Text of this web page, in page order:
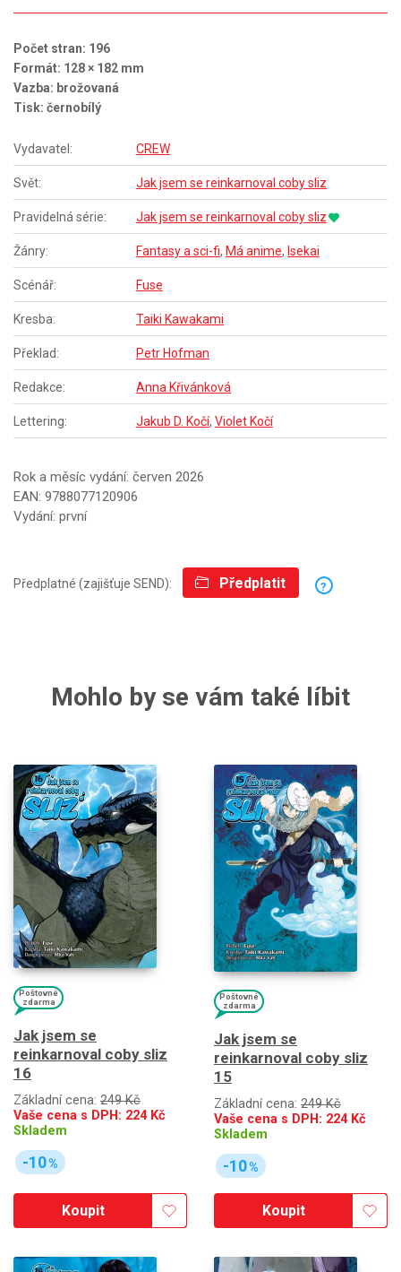
Počet stran: 196
Formát: 128 × 182 mm
Vazba: brožovaná
Tisk: černobílý
Vydavatel: CREW
Svět: Jak jsem se reinkarnoval coby sliz
Pravidelná série: Jak jsem se reinkarnoval coby sliz
Žánry: Fantasy a sci-fi, Má anime, Isekai
Scénář: Fuse
Kresba: Taiki Kawakami
Překlad: Petr Hofman
Redakce: Anna Křivánková
Lettering: Jakub D. Kočí, Violet Kočí
Rok a měsíc vydání: červen 2026
EAN: 9788077120906
Vydání: první
Předplatné (zajišťuje SEND): Předplatit ?
Mohlo by se vám také líbit
Poštovné
zdarma
Jak jsem se
reinkarnoval coby sliz
16
Základní cena: 249 Kč
Vaše cena s DPH: 224Kč
Skladem
-10%
Koupit
Poštovné
zdarma
Jak jsem se
reinkarnoval coby sliz
15
Základní cena: 249 Kč
Vaše cena s DPH: 224Kč
Skladem
-10%
Koupit